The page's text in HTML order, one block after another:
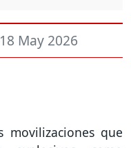
May 2026
movilizaciones que